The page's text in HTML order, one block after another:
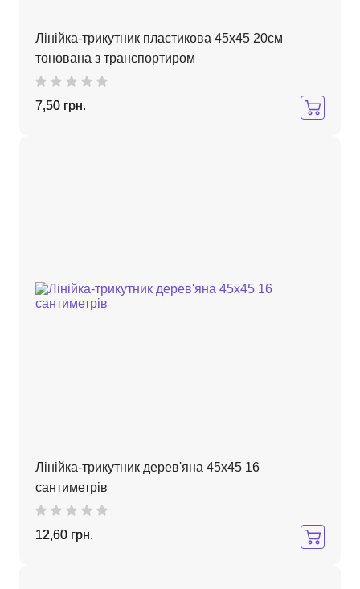
Лінійка-трикутник пластикова 45х45 20см
тонована з транспортиром
7,50 грн.
Лінійка-трикутник дерев'яна 45х45 16
сантиметрів
12,60 грн.